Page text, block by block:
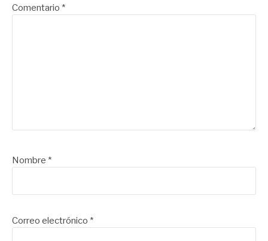
Comentario *
Nombre *
Correo electrónico *